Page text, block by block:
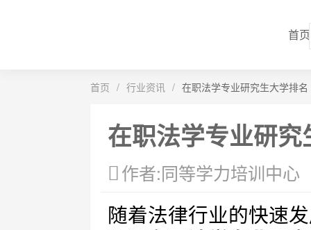
首页
首页 / 行业资讯 / 在职法学专业研究生大学排名
在职法学专业研究
作者:同等学力培训中心
随着法律行业的快速